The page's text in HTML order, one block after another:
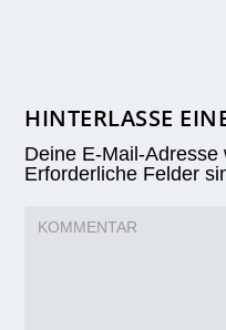
HINTERLASSE
Deine E-Mail-
Erforderliche Felder